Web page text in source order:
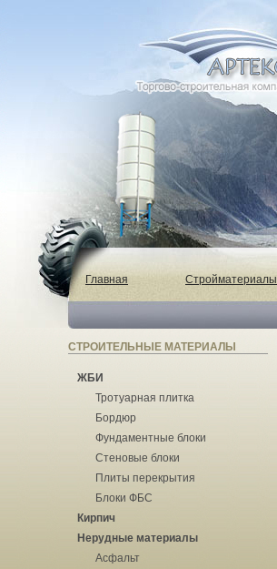
Главная Стройматериалы
СТРОИТЕЛЬНЫЕ МАТЕРИАЛЫ
ЖБИ
Тротуарная плитка
Бордюр
Фундаментные блоки
Стеновые блоки
Плиты перекрытия
Блоки ФБС
Кирпич
Нерудные материалы
Асфальт